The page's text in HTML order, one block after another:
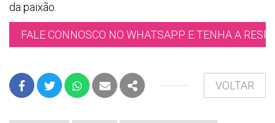
da paixão.
FALE CONNOSCO NO WHATSAPP E TENHA A
FACEBOOK
TWITTERWHATSAPP
E-MAILPARTILHAR
VOLTAR